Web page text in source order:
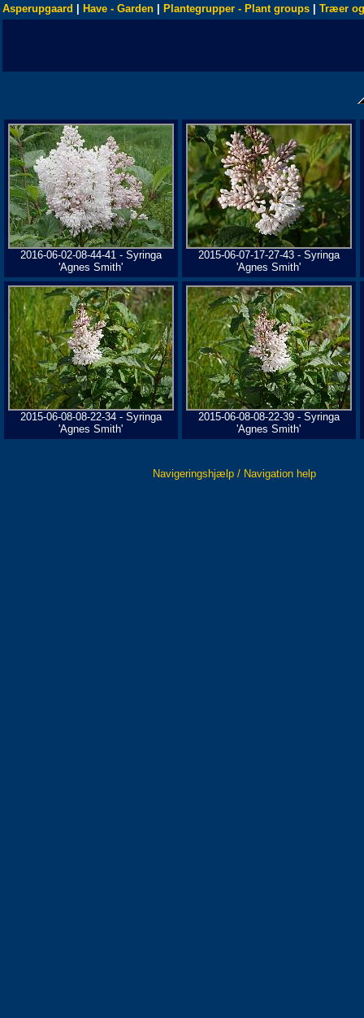
Asperupgaard Have - Garden Plantegrupper - Plant groups Træer
2016-06-02-08-44-41 - Syringa
'Agnes Smith'
2015-06-07-17-27-43 - Syringa
'Agnes Smith'
2015-06-08-08-22-34 - Syringa
'Agnes Smith'
2015-06-08-08-22-39 - Syringa
'Agnes Smith'
Navigeringshjælp / Navigation help